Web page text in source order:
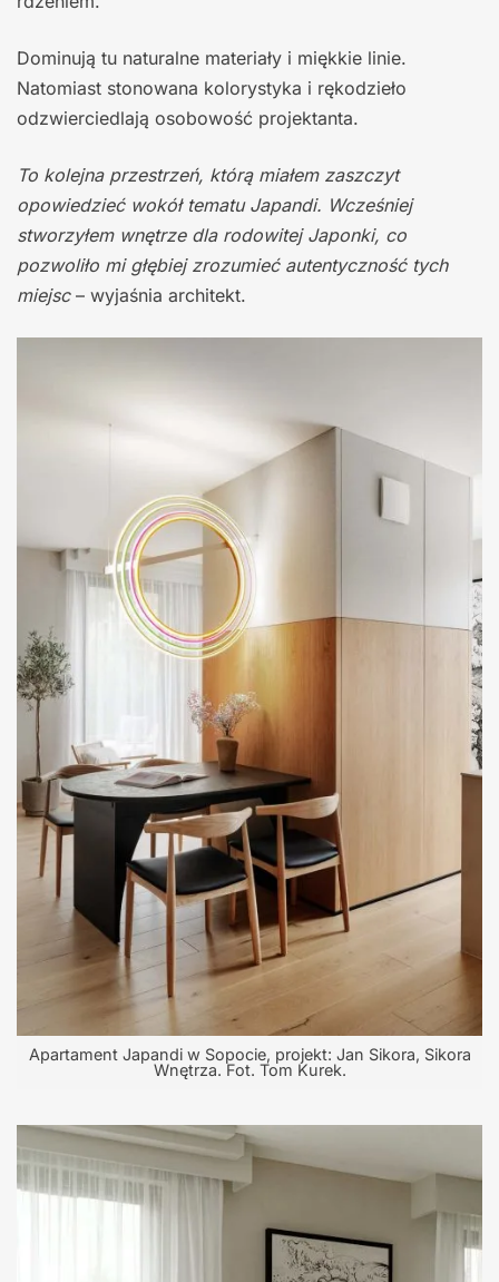
Dominują tu naturalne materiały i miękkie linie.
Natomiast stonowana kolorystyka i rękodzieło
odzwierciedlają osobowość projektanta.
To kolejna przestrzeń, którą miałem zaszczyt
opowiedzieć wokół tematu Japandi. Wcześniej
stworzyłem wnętrze dla rodowitej Japonki, co
pozwoliło mi głębiej zrozumieć autentyczność tych
miejsc– wyjaśnia architekt.
Apartament Japandi w Sopocie, projekt: Jan Sikora, Sikora
Wnętrza. Fot. Tom Kurek.